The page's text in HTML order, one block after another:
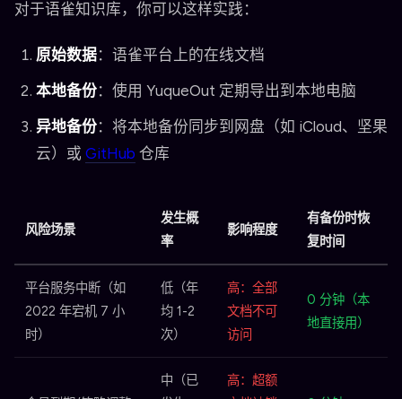
对于语雀知识库，你可以这样实践：
原始数据：语雀平台上的在线文档
本地备份：使用 YuqueOut 定期导出到本地电脑
异地备份：将本地备份同步到网盘（如 iCloud、坚果
云）或 GitHub 仓库
风险场景
发生概
率
影响程度
有备份时恢
复时间
平台服务中断（如
2022 年宕机 7 小
时）
低（年
均 1-2
次）
高：全部
文档不可
访问
0 分钟（本
地直接用）
中（已
高：超额